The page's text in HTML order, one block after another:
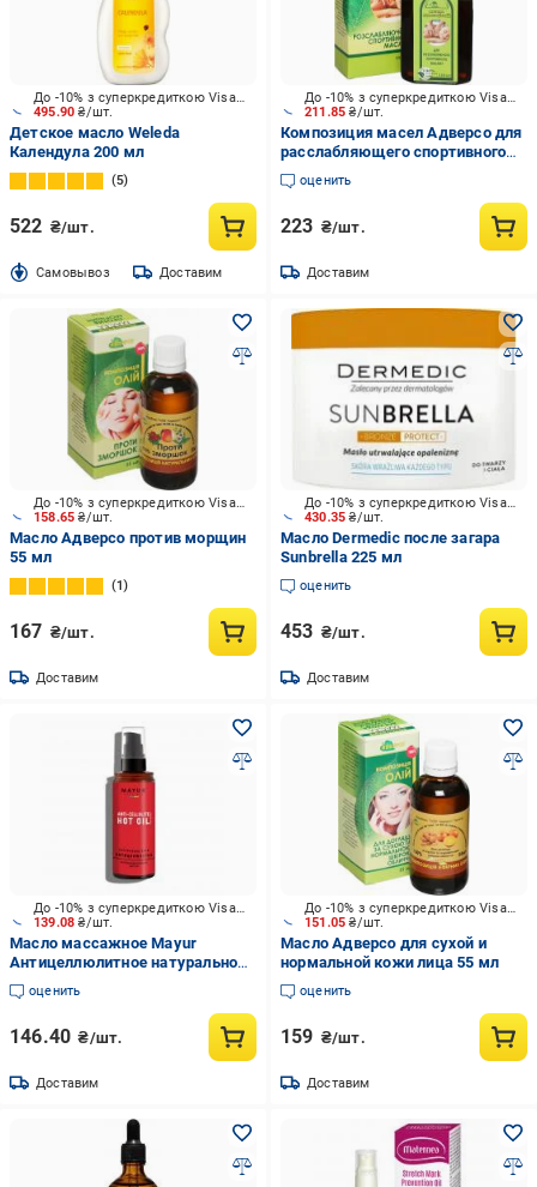
495.90₴/шт.
До -10% з суперкредиткою Visa Вигода
Детское масло Weleda
Календула 200 мл
5
522 ₴/шт.
Cамовывоз Доставим
211.85₴/шт.
До -10% з суперкредиткою Visa Вигода
Композиция масел Адверсо для
расслабляющего спортивного
массажа 110 мл
оценить
223 ₴/шт.
Доставим
158.65₴/шт.
До -10% з суперкредиткою Visa Вигода
Масло Адверсо против морщин
55 мл
1
167 ₴/шт.
Доставим
430.35₴/шт.
До -10% з суперкредиткою Visa Вигода
Масло Dermedic после загара
Sunbrella 225 мл
оценить
453 ₴/шт.
Доставим
139.08₴/шт.
До -10% з суперкредиткою Visa Вигода
Масло массажное Mayur
Антицеллюлитное натуральное
120 мл
оценить
146.40 ₴/шт.
Доставим
151.05₴/шт.
До -10% з суперкредиткою Visa Вигода
Масло Адверсо для сухой и
нормальной кожи лица 55 мл
оценить
159 ₴/шт.
Доставим